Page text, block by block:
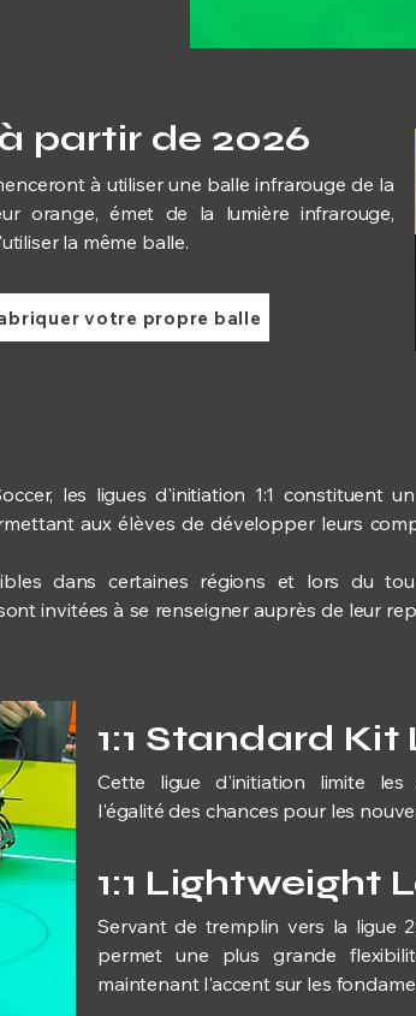
partir de 2026
à utiliser une balle infrarouge de la
orange, émet de la lumière infrarouge,
la même balle.
votre propre balle
les ligues d'initiation 1:1 constituent
aux élèves de développer leurs
dans certaines régions et lors du
invitées à se renseigner auprès de leur
1:1 Standard Kit
Cette ligue d'initiation limite les
l'égalité des chances pour les
1:1 Lightweight
Servant de tremplin vers la ligue
permet une plus grande
maintenant l'accent sur les